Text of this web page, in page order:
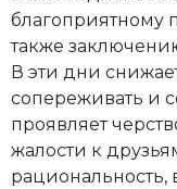
благоприятному
также
В эти дни
сопереживать и
проявляет
жалости к
рациональность,